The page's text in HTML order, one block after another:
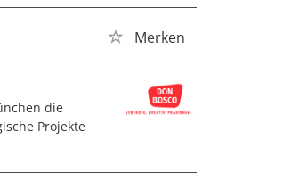
Merken
die
Projekte